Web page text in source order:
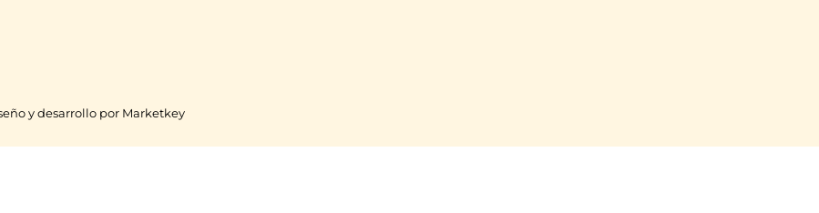
y desarrollo por Marketkey